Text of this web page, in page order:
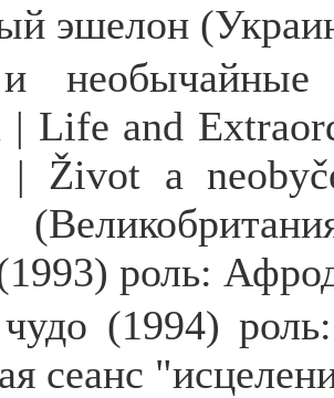
эшелон
необычайные
| Life and
| Život a
роль:
чудо (1994)
сеанс